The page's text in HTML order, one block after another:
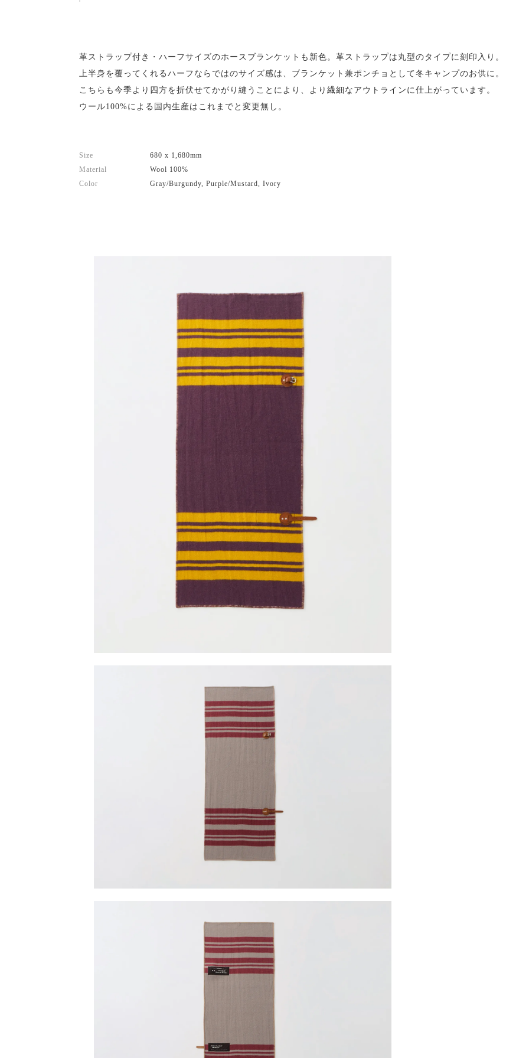
革ストラップ付き・ハーフサイズのホースブランケットも新色。革ストラップは丸型のタイプに刻印入り。
上半身を覆ってくれるハーフならではのサイズ感は、ブランケット兼ポンチョとして冬キャンプのお供に。
こちらも今季より四方を折伏せてかがり縫うことにより、より繊細なアウトラインに仕上がっています。
ウール100%による国内生産はこれまでと変更無し。
Size
680 x 1,680mm
Material
Wool 100%
Color
Gray/Burgundy, Purple/Mustard, Ivory